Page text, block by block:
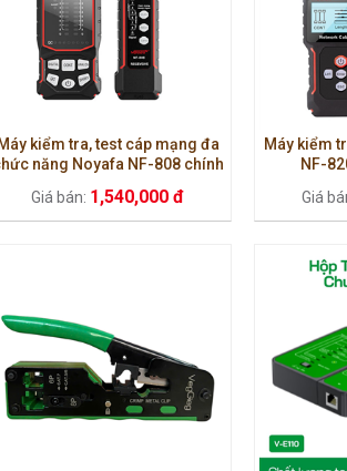
Máy kiểm tra, test cáp mạng đa
năng Noyafa NF-808 chính
Giá bán: 1,540,000 đ
Máy kiểm
NF-
Giá